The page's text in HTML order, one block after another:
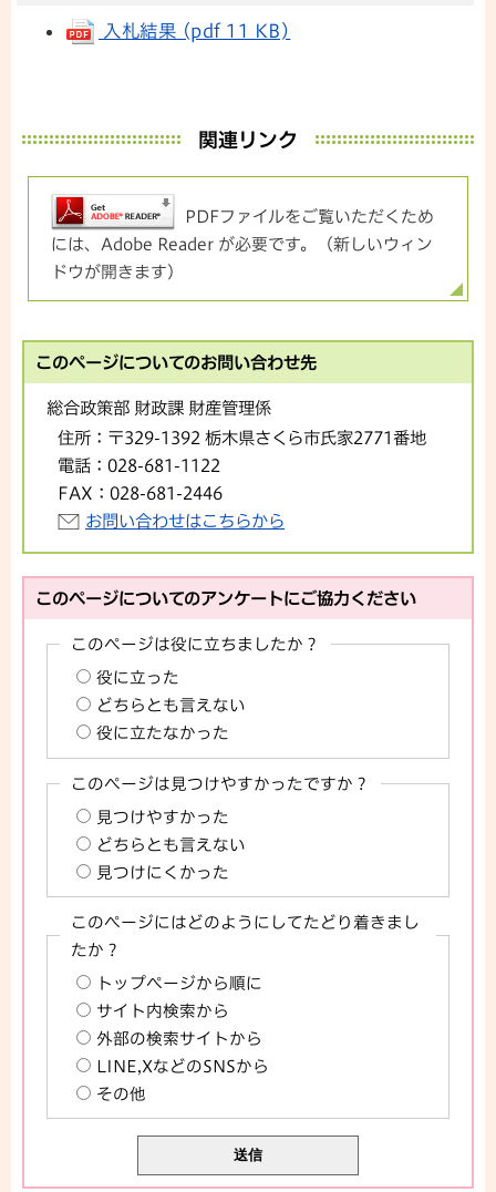
入札結果 (pdf 11 KB)
関連リンク
PDFファイルをご覧いただくため
には、Adobe Reader が必要です。（新しいウィン
ドウが開きます）
このページについてのお問い合わせ先
総合政策部 財政課 財産管理係
住所： 〒329-1392 栃木県さくら市氏家2771番地
電話： 028-681-1122
FAX： 028-681-2446
お問い合わせはこちらから
このページについてのアンケートにご協力ください
このページは役に立ちましたか？
役に立った
どちらとも言えない
役に立たなかった
このページは見つけやすかったですか？
見つけやすかった
どちらとも言えない
見つけにくかった
このページにはどのようにしてたどり着きまし
たか？
トップページから順に
サイト内検索から
外部の検索サイトから
LINE,XなどのSNSから
その他